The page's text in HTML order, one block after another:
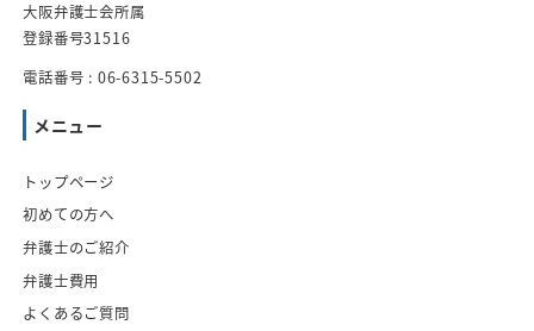
大阪弁護士会所属
登録番号31516
電話番号 : 06-6315-5502
メニュー
トップページ
初めての方へ
弁護士のご紹介
弁護士費用
よくあるご質問